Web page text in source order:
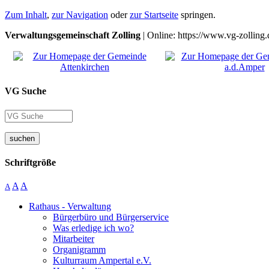
Zum Inhalt, zur Navigation oderzur Startseite springen.
Verwaltungsgemeinschaft Zolling | Online: https://www.vg-
VG Suche
suchen
Schriftgröße
A A A
Rathaus - Verwaltung
Bürgerbüro und Bürgerservice
Was erledige ich wo?
Mitarbeiter
Organigramm
Kulturraum Ampertal e.V.